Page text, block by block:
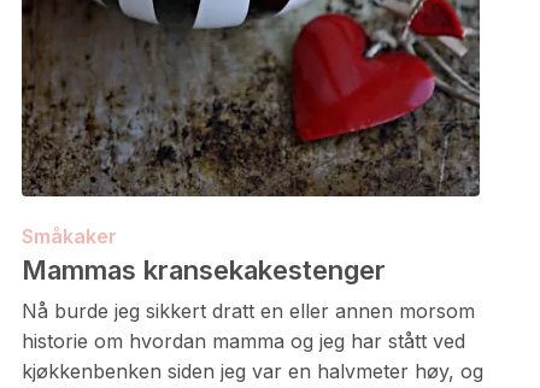
Småkaker
Mammas kransekakestenger
Nå burde jeg sikkert dratt en eller annen morsom
historie om hvordan mamma og jeg har stått ved
kjøkkenbenken siden jeg var en halvmeter høy, og